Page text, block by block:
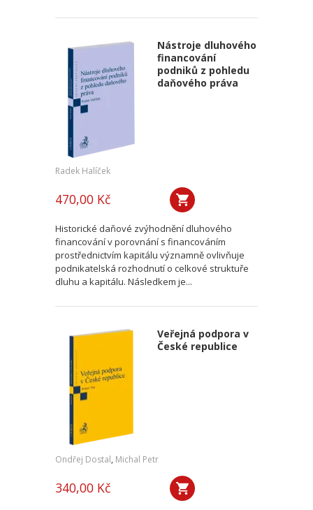
Nástroje dluhového
financování
podniků z pohledu
daňového práva
Radek Halíček
470,00 Kč
Historické daňové zvýhodnění dluhového
financování v porovnání s financováním
prostřednictvím kapitálu významně ovlivňuje
podnikatelská rozhodnutí o celkové struktuře
dluhu a kapitálu. Následkem je...
Veřejná podpora v
České republice
Ondřej Dostal, Michal Petr
340,00 Kč